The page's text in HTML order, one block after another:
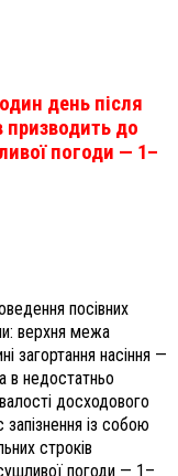
день після
призводить до
погоди — 1–
посівних
верхня межа
загортання насіння —
в недостатньо
досходового
із собою
строків
погоди — 1–